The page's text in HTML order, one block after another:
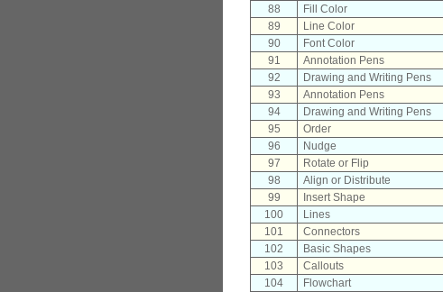
88
Fill Color
89
Line Color
90
Font Color
91
Annotation Pens
92
Drawing and Writing Pens
93
Annotation Pens
94
Drawing and Writing Pens
95
Order
96
Nudge
97
Rotate or Flip
98
Align or Distribute
99
Insert Shape
100
Lines
101
Connectors
102
Basic Shapes
103
Callouts
104
Flowchart